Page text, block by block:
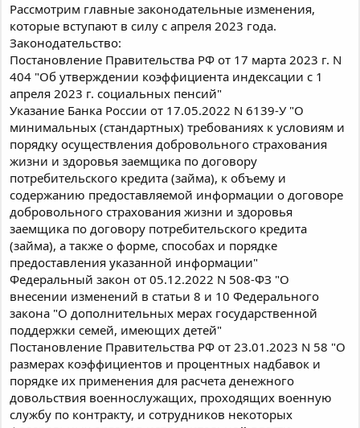
Рассмотрим главные законодательные изменения,
которые вступают в силу с апреля 2023 года.
Законодательство:
Постановление Правительства РФ от 17 марта 2023 г. N
404 "Об утверждении коэффициента индексации с 1
апреля 2023 г. социальных пенсий"
Указание Банка России от 17.05.2022 N 6139-У "О
минимальных (стандартных) требованиях к условиям и
порядку осуществления добровольного страхования
жизни и здоровья заемщика по договору
потребительского кредита (займа), к объему и
содержанию предоставляемой информации о договоре
добровольного страхования жизни и здоровья
заемщика по договору потребительского кредита
(займа), а также о форме, способах и порядке
предоставления указанной информации"
Федеральный закон от 05.12.2022 N 508-ФЗ "О
внесении изменений в статьи 8 и 10 Федерального
закона "О дополнительных мерах государственной
поддержки семей, имеющих детей"
Постановление Правительства РФ от 23.01.2023 N 58 "О
размерах коэффициентов и процентных надбавок и
порядке их применения для расчета денежного
довольствия военнослужащих, проходящих военную
службу по контракту, и сотрудников некоторых